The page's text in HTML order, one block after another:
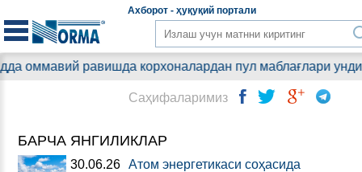
Aхборот - ҳуқуқий портали
равишда корхоналардан пул маблағлари
БАРЧА ЯНГИЛИКЛАР
30.06.26 Атом энергетикаси соҳасида
Саҳифаларимиз